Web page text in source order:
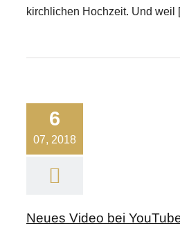
kirchlichen Hochzeit. Und weil
6
07, 2018
Neues Video bei